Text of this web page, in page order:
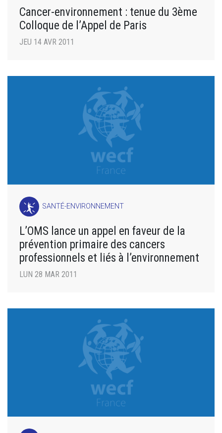
Cancer-environnement : tenue du 3ème
Colloque de l’Appel de Paris
JEU 14 AVR 2011
SANTÉ-ENVIRONNEMENT
L’OMS lance un appel en faveur de la
prévention primaire des cancers
professionnels et liés à l’environnement
LUN 28 MAR 2011